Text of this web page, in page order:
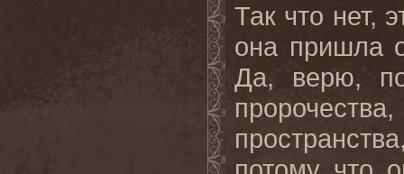
Так что нет,
она пришла
Да, верю,